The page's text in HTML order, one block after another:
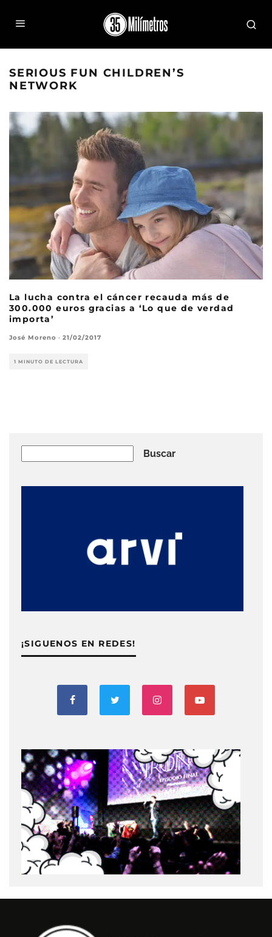
SERIOUS FUN CHILDREN’S
NETWORK
La lucha contra el cáncer recauda más de
300.000 euros gracias a ‘Lo que de verdad
importa’
José Moreno · 21/02/2017
1 MINUTO DE LECTURA
Buscar
¡SIGUENOS EN REDES!